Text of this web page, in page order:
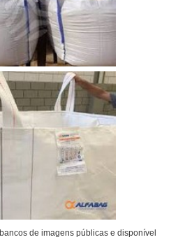
de imagens públicas e disponível